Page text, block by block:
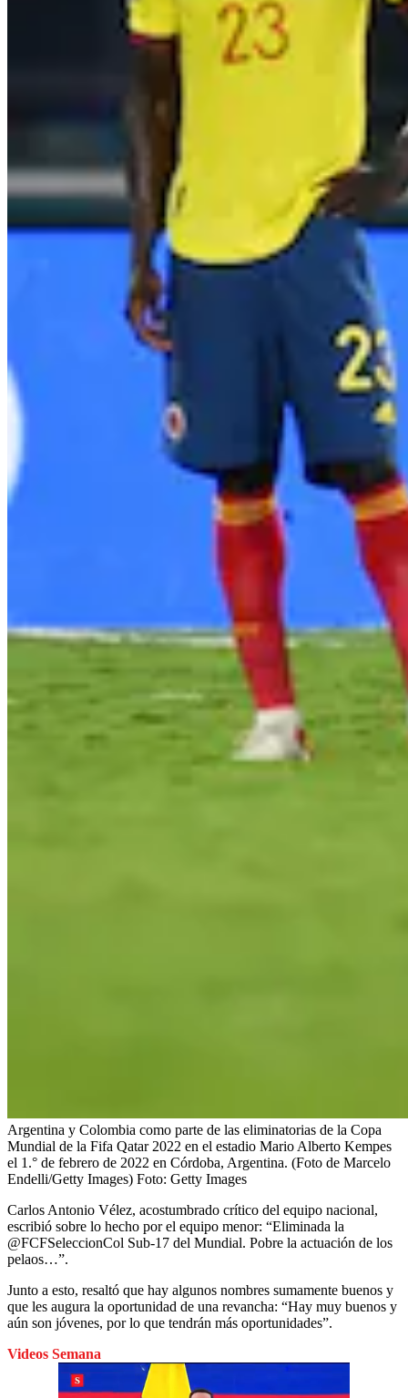
Argentina y Colombia como parte de las eliminatorias de la Copa
Mundial de la Fifa Qatar 2022 en el estadio Mario Alberto Kempes
el 1.° de febrero de 2022 en Córdoba, Argentina. (Foto de Marcelo
Endelli/Getty Images) Foto: Getty Images
Carlos Antonio Vélez, acostumbrado crítico del equipo nacional,
escribió sobre lo hecho por el equipo menor: “Eliminada la
@FCFSeleccionCol Sub-17 del Mundial. Pobre la actuación de los
pelaos…”.
Junto a esto, resaltó que hay algunos nombres sumamente buenos y
que les augura la oportunidad de una revancha: “Hay muy buenos y
aún son jóvenes, por lo que tendrán más oportunidades”.
Videos Semana